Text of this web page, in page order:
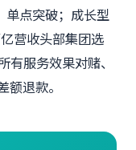
点突破；成长型
营收头部集团选
有服务效果对赌、
退款。